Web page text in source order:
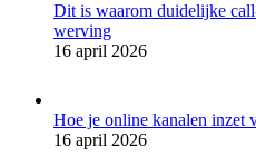
Dit is waarom duidelijke
werving
16 april 2026
Hoe je online kanalen inzet
16 april 2026